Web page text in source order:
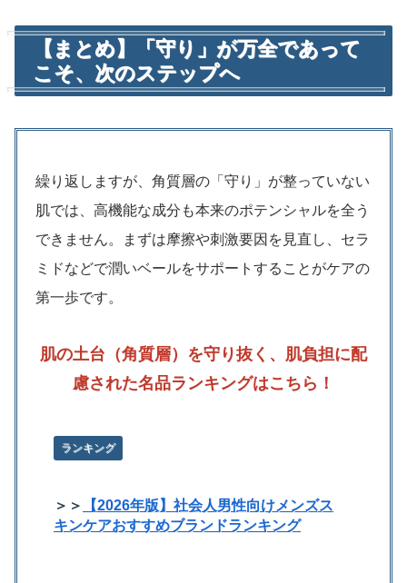
【まとめ】「守り」が万全であって
こそ、次のステップへ
繰り返しますが、角質層の「守り」が整っていない
肌では、高機能な成分も本来のポテンシャルを全う
できません。まずは摩擦や刺激要因を見直し、セラ
ミドなどで潤いベールをサポートすることがケアの
第一歩です。
肌の土台（角質層）を守り抜く、肌負担に配
慮された名品ランキングはこちら！
ランキング
＞＞
【2026年版】社会人男性向けメンズス
キンケアおすすめブランドランキング